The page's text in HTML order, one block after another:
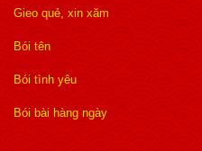
Gieo quẻ, xin xăm
Bói tên
Bói tình yêu
Bói bài hàng ngày